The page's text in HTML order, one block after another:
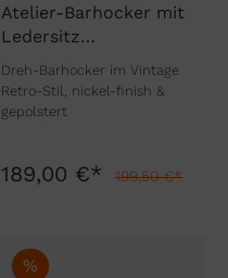
Atelier-Barhocker mit
Ledersitz
Dreh-Barhocker im Vintage
Retro-Stil, nickel-finish &
gepolstert
189,00 €* 199,50 €*
%